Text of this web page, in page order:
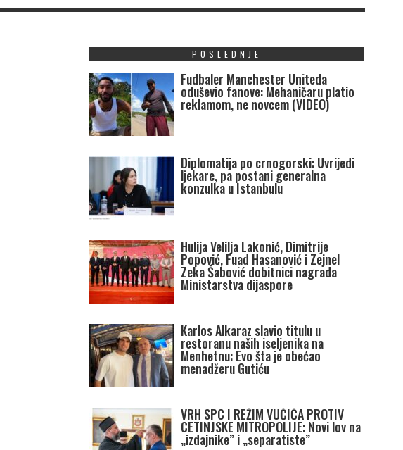
POSLEDNJE
Fudbaler Manchester Uniteda
oduševio fanove: Mehaničaru platio
reklamom, ne novcem (VIDEO)
Diplomatija po crnogorski: Uvrijedi
ljekare, pa postani generalna
konzulka u Istanbulu
Hulija Velilja Lakonić, Dimitrije
Popović, Fuad Hasanović i Zejnel
Zeka Šabović dobitnici nagrada
Ministarstva dijaspore
Karlos Alkaraz slavio titulu u
restoranu naših iseljenika na
Menhetnu: Evo šta je obećao
menadžeru Gutiću
VRH SPC I REŽIM VUČIĆA PROTIV
CETINJSKE MITROPOLIJE: Novi lov na
„izdajnike” i „separatiste”